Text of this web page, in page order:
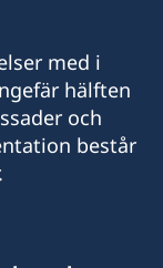
med i
hälften
och
består